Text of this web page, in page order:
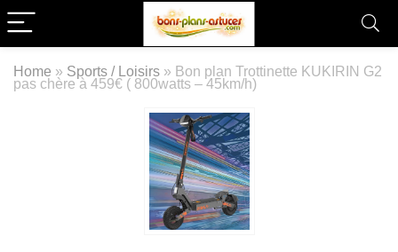
Home » Sports / Loisirs » Bon plan Trottinette KUKIRIN G2
pas chère à 459€ ( 800watts – 45km/h)